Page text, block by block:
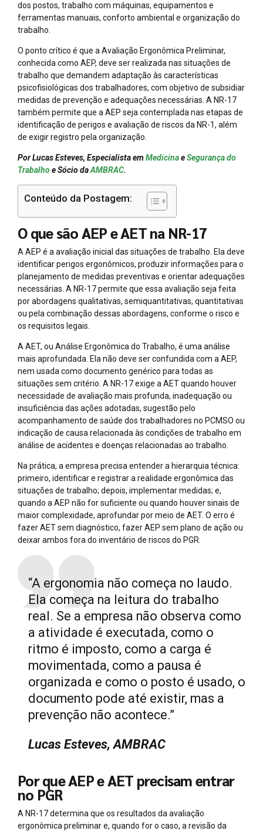
dos postos, trabalho com máquinas, equipamentos e
ferramentas manuais, conforto ambiental e organização do
trabalho.
O ponto crítico é que a Avaliação Ergonômica Preliminar,
conhecida como AEP, deve ser realizada nas situações de
trabalho que demandem adaptação às características
psicofisiológicas dos trabalhadores, com objetivo de subsidiar
medidas de prevenção e adequações necessárias. A NR-17
também permite que a AEP seja contemplada nas etapas de
identificação de perigos e avaliação de riscos da NR-1, além
de exigir registro pela organização.
Por Lucas Esteves, Especialista emMedicinaeSegurança do
Trabalhoe Sócio daAMBRAC.
Conteúdo da Postagem:
O que são AEP e AET na NR-17
A AEP é a avaliação inicial das situações de trabalho. Ela deve
identificar perigos ergonômicos, produzir informações para o
planejamento de medidas preventivas e orientar adequações
necessárias. A NR-17 permite que essa avaliação seja feita
por abordagens qualitativas, semiquantitativas, quantitativas
ou pela combinação dessas abordagens, conforme o risco e
os requisitos legais.
A AET, ou Análise Ergonômica do Trabalho, é uma análise
mais aprofundada. Ela não deve ser confundida com a AEP,
nem usada como documento genérico para todas as
situações sem critério. A NR-17 exige a AET quando houver
necessidade de avaliação mais profunda, inadequação ou
insuficiência das ações adotadas, sugestão pelo
acompanhamento de saúde dos trabalhadores no PCMSO ou
indicação de causa relacionada às condições de trabalho em
análise de acidentes e doenças relacionadas ao trabalho.
Na prática, a empresa precisa entender a hierarquia técnica:
primeiro, identificar e registrar a realidade ergonômica das
situações de trabalho; depois, implementar medidas; e,
quando a AEP não for suficiente ou quando houver sinais de
maior complexidade, aprofundar por meio de AET. O erro é
fazer AET sem diagnóstico, fazer AEP sem plano de ação ou
deixar ambos fora do inventário de riscos do PGR.
“A ergonomia não começa no laudo.
Ela começa na leitura do trabalho
real. Se a empresa não observa como
a atividade é executada, como o
ritmo é imposto, como a carga é
movimentada, como a pausa é
organizada e como o posto é usado, o
documento pode até existir, mas a
prevenção não acontece.”
Lucas Esteves, AMBRAC
Por que AEP e AET precisam entrar
no PGR
A NR-17 determina que os resultados da avaliação
ergonômica preliminar e, quando for o caso, a revisão da